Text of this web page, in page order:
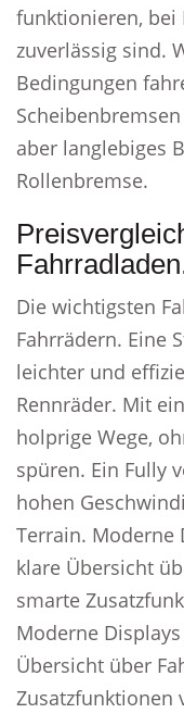
funktionieren, bei
zuverlässig sind.
Bedingungen
aber langlebiges
Rollenbremse.
Die wichtigsten
Fahrrädern. Eine
leichter und
Rennräder. Mit
holprige Wege,
spüren. Ein Fully
hohen
Terrain. Moderne
klare Übersicht
smarte
Moderne
Übersicht über
Zusatzfunktionen